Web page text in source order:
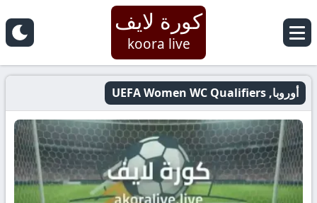
كورة لايف
koora live
أوروبا, UEFA Women WC Qualifiers